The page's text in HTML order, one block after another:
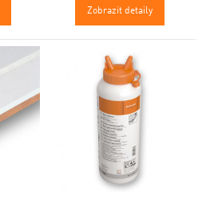
Zobrazit detaily